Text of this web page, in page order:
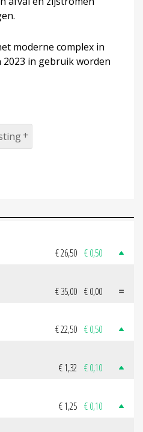
moderne complex in
in gebruik worden
€ 26,50 € 0,50
€ 35,00 € 0,00
€ 22,50 € 0,50
€ 1,32 € 0,10
€ 1,25 € 0,10